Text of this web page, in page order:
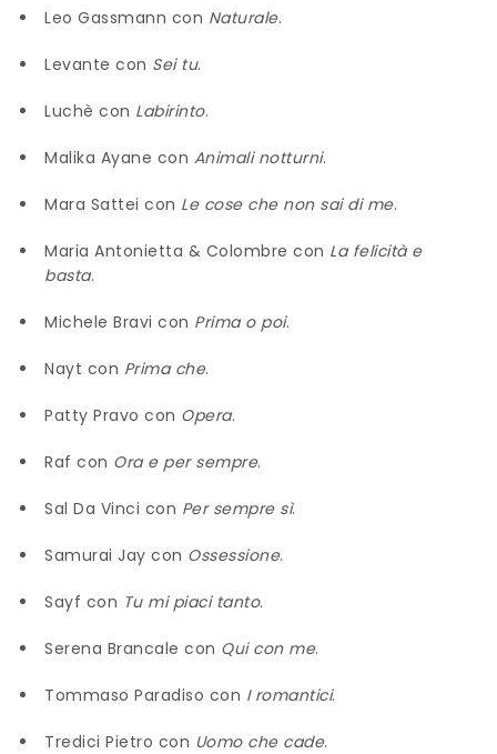
Leo Gassmann con Naturale.
Levante con Sei tu.
Luchè con Labirinto.
Malika Ayane con Animali notturni.
Mara Sattei con Le cose che non sai di me.
Maria Antonietta & Colombre con La felicità e
basta.
Michele Bravi con Prima o poi.
Nayt con Prima che.
Patty Pravo con Opera.
Raf con Ora e per sempre.
Sal Da Vinci con Per sempre sì.
Samurai Jay con Ossessione.
Sayf con Tu mi piaci tanto.
Serena Brancale con Qui con me.
Tommaso Paradiso con I romantici.
Tredici Pietro con Uomo che cade.